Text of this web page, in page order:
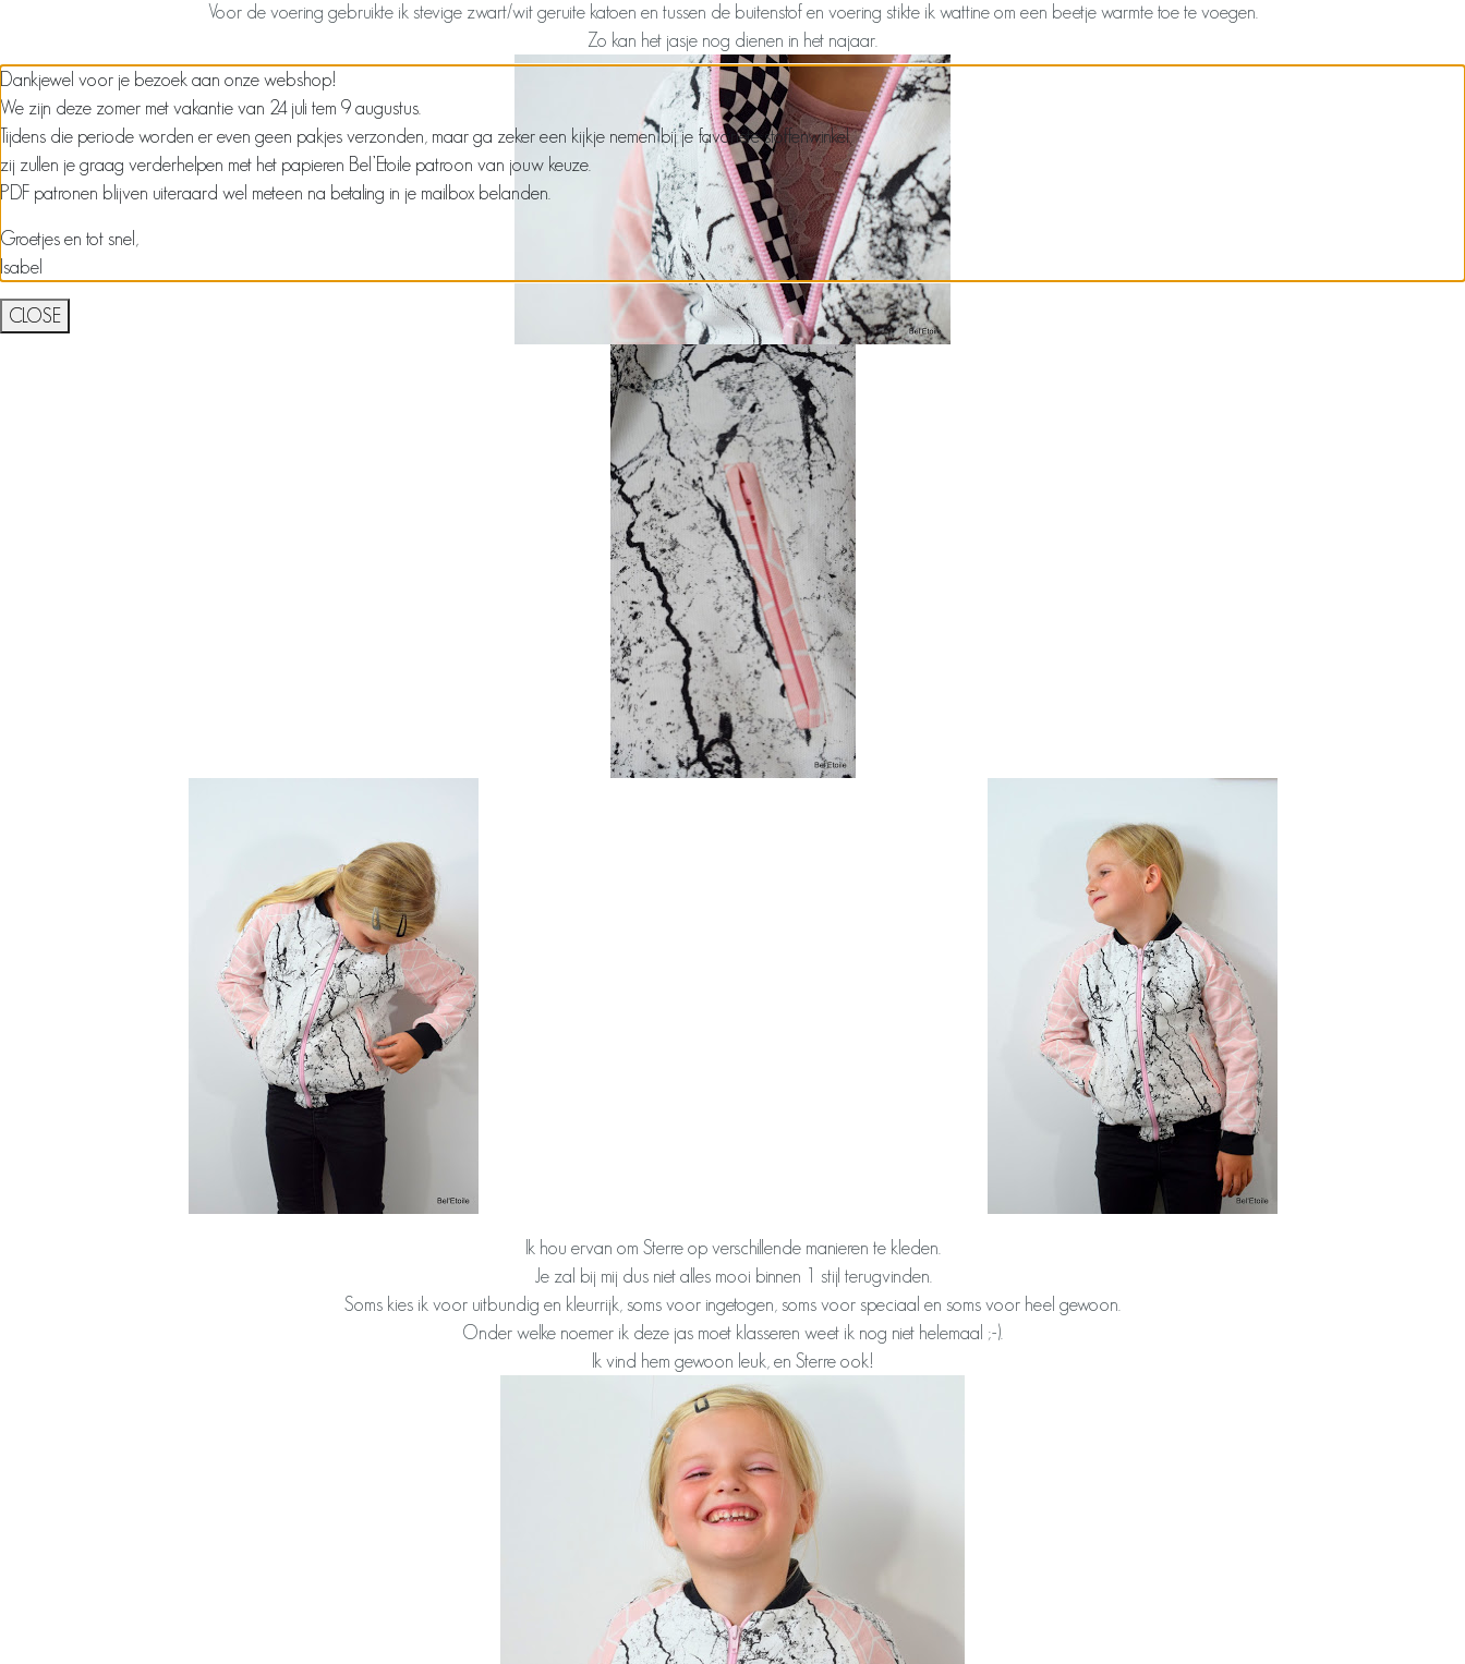
Voor de voering gebruikte ik stevige zwart/wit geruite katoen en tussen de buitenstof en voering stikte ik wattine om een beetje warmte toe te voegen.
Zo kan het jasje nog dienen in het najaar.
Ik hou ervan om Sterre op verschillende manieren te kleden.
Je zal bij mij dus niet alles mooi binnen 1 stijl terugvinden.
Soms kies ik voor uitbundig en kleurrijk, soms voor ingetogen, soms voor speciaal en soms voor heel gewoon.
Onder welke noemer ik deze jas moet klasseren weet ik nog niet helemaal ;-).
Ik vind hem gewoon leuk, en Sterre ook!
Dankjewel voor je bezoek aan onze webshop!
We zijn deze zomer met vakantie van 24 juli tem 9 augustus.
Tijdens die periode worden er even geen pakjes verzonden, maar ga zeker een kijkje nemen bij je favoriete stoffenwinkel,
zij zullen je graag verderhelpen met het papieren Bel’Etoile patroon van jouw keuze.
PDF patronen blijven uiteraard wel meteen na betaling in je mailbox belanden.
Groetjes en tot snel,
Isabel
CLOSE